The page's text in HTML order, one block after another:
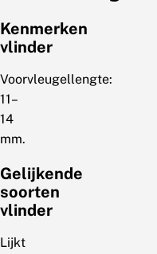
Kenmerken
vlinder
Voorvleugellengte:
11–
14
mm.
Gelijkende
soorten
vlinder
Lijkt